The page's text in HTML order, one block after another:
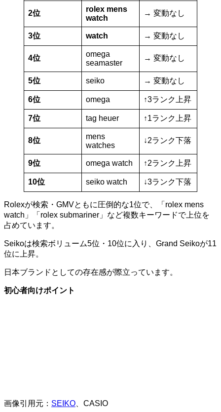
2位
rolex mens
watch
→ 変動なし
3位 watch → 変動なし
4位
omega
seamaster
→ 変動なし
5位 seiko → 変動なし
6位 omega ↑3ランク上昇
7位 tag heuer ↑1ランク上昇
8位
mens
watches
↓2ランク下落
9位 omega watch ↑2ランク上昇
10位 seiko watch ↓3ランク下落
Rolexが検索・GMVともに圧倒的な1位で、「rolex mens
watch」「rolex submariner」など複数キーワードで上位を
占めています。
Seikoは検索ボリューム5位・10位に入り、Grand Seikoが11
位に上昇。
日本ブランドとしての存在感が際立っています。
初心者向けポイント
画像引用元： SEIKO 、CASIO